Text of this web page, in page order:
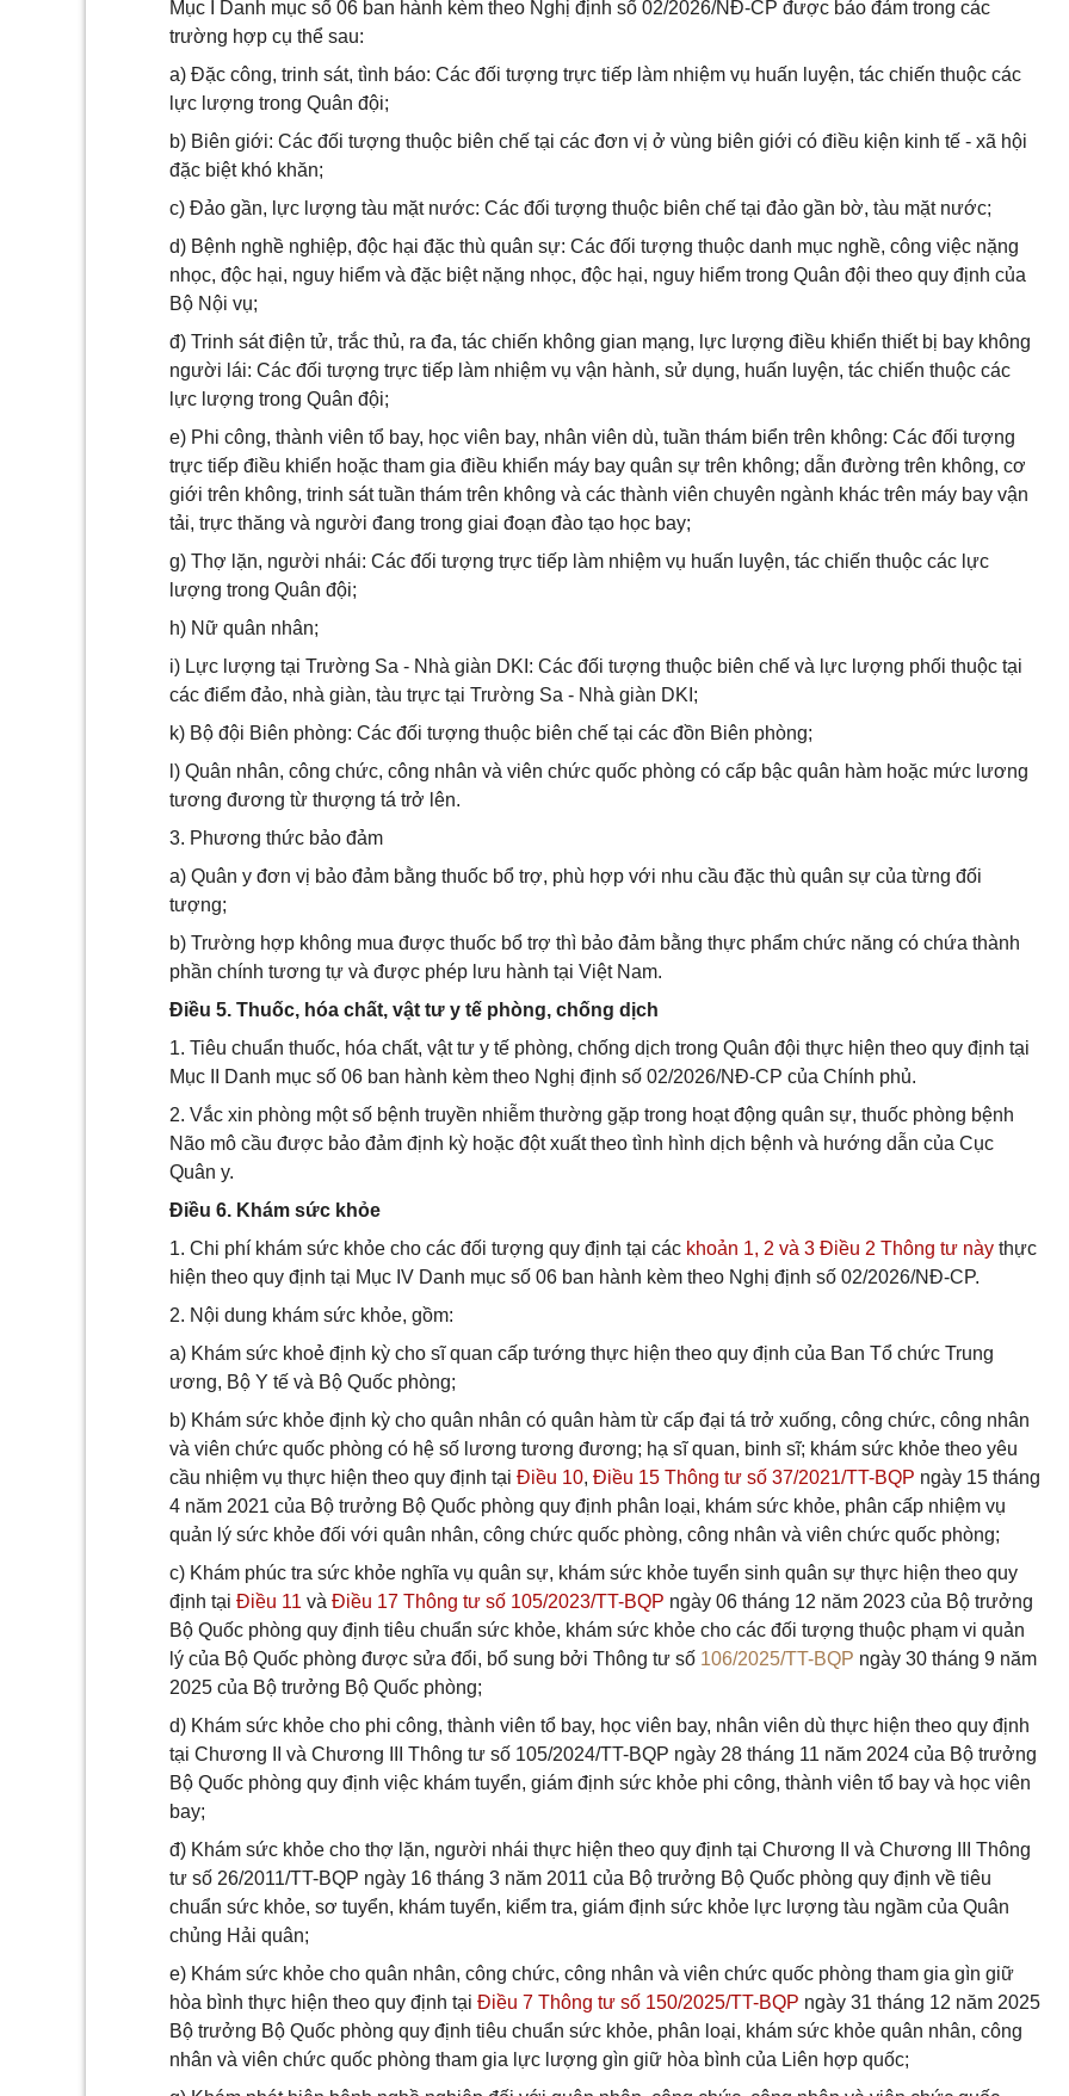
Mục I Danh mục số 06 ban hành kèm theo Nghị định số 02/2026/NĐ-CP được bảo đảm trong các
trường hợp cụ thể sau:
a) Đặc công, trinh sát, tình báo: Các đối tượng trực tiếp làm nhiệm vụ huấn luyện, tác chiến thuộc các
lực lượng trong Quân đội;
b) Biên giới: Các đối tượng thuộc biên chế tại các đơn vị ở vùng biên giới có điều kiện kinh tế - xã hội
đặc biệt khó khăn;
c) Đảo gần, lực lượng tàu mặt nước: Các đối tượng thuộc biên chế tại đảo gần bờ, tàu mặt nước;
d) Bệnh nghề nghiệp, độc hại đặc thù quân sự: Các đối tượng thuộc danh mục nghề, công việc nặng
nhọc, độc hại, nguy hiểm và đặc biệt nặng nhọc, độc hại, nguy hiểm trong Quân đội theo quy định của
Bộ Nội vụ;
đ) Trinh sát điện tử, trắc thủ, ra đa, tác chiến không gian mạng, lực lượng điều khiển thiết bị bay không
người lái: Các đối tượng trực tiếp làm nhiệm vụ vận hành, sử dụng, huấn luyện, tác chiến thuộc các
lực lượng trong Quân đội;
e) Phi công, thành viên tổ bay, học viên bay, nhân viên dù, tuần thám biển trên không: Các đối tượng
trực tiếp điều khiển hoặc tham gia điều khiển máy bay quân sự trên không; dẫn đường trên không, cơ
giới trên không, trinh sát tuần thám trên không và các thành viên chuyên ngành khác trên máy bay vận
tải, trực thăng và người đang trong giai đoạn đào tạo học bay;
g) Thợ lặn, người nhái: Các đối tượng trực tiếp làm nhiệm vụ huấn luyện, tác chiến thuộc các lực
lượng trong Quân đội;
h) Nữ quân nhân;
i) Lực lượng tại Trường Sa - Nhà giàn DKI: Các đối tượng thuộc biên chế và lực lượng phối thuộc tại
các điểm đảo, nhà giàn, tàu trực tại Trường Sa - Nhà giàn DKI;
k) Bộ đội Biên phòng: Các đối tượng thuộc biên chế tại các đồn Biên phòng;
l) Quân nhân, công chức, công nhân và viên chức quốc phòng có cấp bậc quân hàm hoặc mức lương
tương đương từ thượng tá trở lên.
3. Phương thức bảo đảm
a) Quân y đơn vị bảo đảm bằng thuốc bổ trợ, phù hợp với nhu cầu đặc thù quân sự của từng đối
tượng;
b) Trường hợp không mua được thuốc bổ trợ thì bảo đảm bằng thực phẩm chức năng có chứa thành
phần chính tương tự và được phép lưu hành tại Việt Nam.
Điều 5. Thuốc, hóa chất, vật tư y tế phòng, chống dịch
1. Tiêu chuẩn thuốc, hóa chất, vật tư y tế phòng, chống dịch trong Quân đội thực hiện theo quy định tại
Mục II Danh mục số 06 ban hành kèm theo Nghị định số 02/2026/NĐ-CP của Chính phủ.
2. Vắc xin phòng một số bệnh truyền nhiễm thường gặp trong hoạt động quân sự, thuốc phòng bệnh
Não mô cầu được bảo đảm định kỳ hoặc đột xuất theo tình hình dịch bệnh và hướng dẫn của Cục
Quân y.
Điều 6. Khám sức khỏe
1. Chi phí khám sức khỏe cho các đối tượng quy định tại các khoản 1, 2 và 3 Điều 2 Thông tư này thực
hiện theo quy định tại Mục IV Danh mục số 06 ban hành kèm theo Nghị định số 02/2026/NĐ-CP.
2. Nội dung khám sức khỏe, gồm:
a) Khám sức khoẻ định kỳ cho sĩ quan cấp tướng thực hiện theo quy định của Ban Tổ chức Trung
ương, Bộ Y tế và Bộ Quốc phòng;
b) Khám sức khỏe định kỳ cho quân nhân có quân hàm từ cấp đại tá trở xuống, công chức, công nhân
và viên chức quốc phòng có hệ số lương tương đương; hạ sĩ quan, binh sĩ; khám sức khỏe theo yêu
cầu nhiệm vụ thực hiện theo quy định tại Điều 10, Điều 15 Thông tư số 37/2021/TT-BQP ngày 15 tháng
4 năm 2021 của Bộ trưởng Bộ Quốc phòng quy định phân loại, khám sức khỏe, phân cấp nhiệm vụ
quản lý sức khỏe đối với quân nhân, công chức quốc phòng, công nhân và viên chức quốc phòng;
c) Khám phúc tra sức khỏe nghĩa vụ quân sự, khám sức khỏe tuyển sinh quân sự thực hiện theo quy
định tại Điều 11 và Điều 17 Thông tư số 105/2023/TT-BQP ngày 06 tháng 12 năm 2023 của Bộ trưởng
Bộ Quốc phòng quy định tiêu chuẩn sức khỏe, khám sức khỏe cho các đối tượng thuộc phạm vi quản
lý của Bộ Quốc phòng được sửa đổi, bổ sung bởi Thông tư số 106/2025/TT-BQP ngày 30 tháng 9 năm
2025 của Bộ trưởng Bộ Quốc phòng;
d) Khám sức khỏe cho phi công, thành viên tổ bay, học viên bay, nhân viên dù thực hiện theo quy định
tại Chương II và Chương III Thông tư số 105/2024/TT-BQP ngày 28 tháng 11 năm 2024 của Bộ trưởng
Bộ Quốc phòng quy định việc khám tuyển, giám định sức khỏe phi công, thành viên tổ bay và học viên
bay;
đ) Khám sức khỏe cho thợ lặn, người nhái thực hiện theo quy định tại Chương II và Chương III Thông
tư số 26/2011/TT-BQP ngày 16 tháng 3 năm 2011 của Bộ trưởng Bộ Quốc phòng quy định về tiêu
chuẩn sức khỏe, sơ tuyển, khám tuyển, kiểm tra, giám định sức khỏe lực lượng tàu ngầm của Quân
chủng Hải quân;
e) Khám sức khỏe cho quân nhân, công chức, công nhân và viên chức quốc phòng tham gia gìn giữ
hòa bình thực hiện theo quy định tại Điều 7 Thông tư số 150/2025/TT-BQP ngày 31 tháng 12 năm 2025
Bộ trưởng Bộ Quốc phòng quy định tiêu chuẩn sức khỏe, phân loại, khám sức khỏe quân nhân, công
nhân và viên chức quốc phòng tham gia lực lượng gìn giữ hòa bình của Liên hợp quốc;